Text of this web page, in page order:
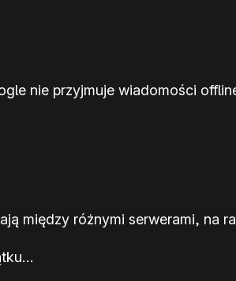
nie przyjmuje wiadomości
między różnymi serwerami, na